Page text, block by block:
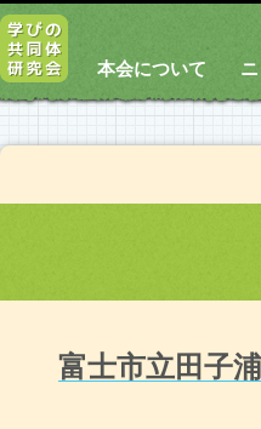
本会について
富士市立田子